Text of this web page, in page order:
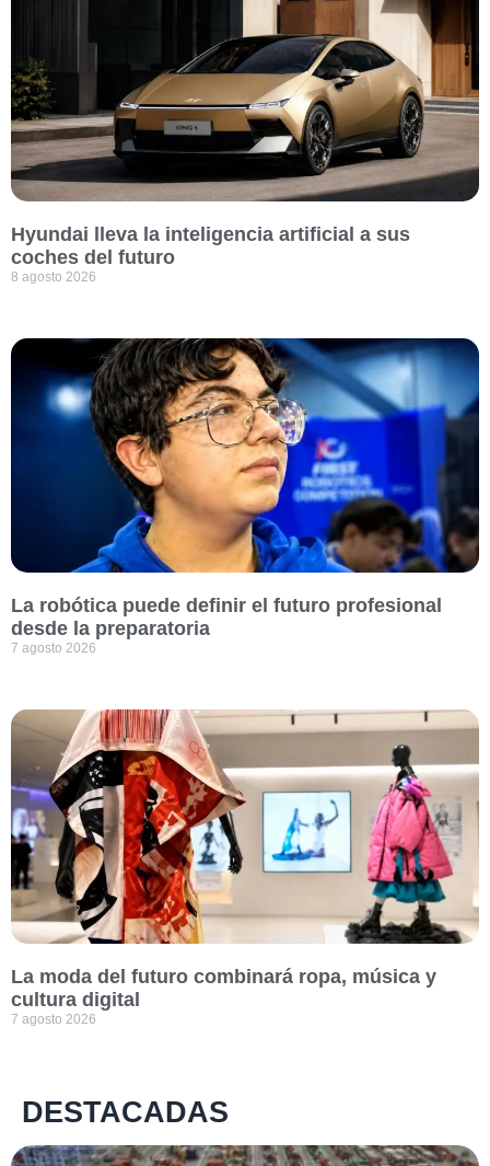
Hyundai lleva la inteligencia artificial a sus
coches del futuro
8 agosto 2026
La robótica puede definir el futuro profesional
desde la preparatoria
7 agosto 2026
La moda del futuro combinará ropa, música y
cultura digital
7 agosto 2026
DESTACADAS